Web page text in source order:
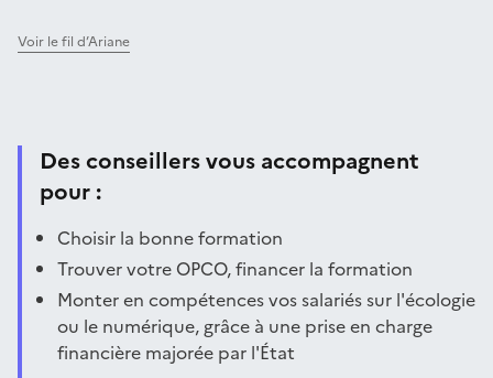
Voir le fil d’Ariane
Des conseillers vous accompagnent
pour :
Choisir la bonne formation
Trouver votre OPCO, financer la formation
Monter en compétences vos salariés sur l'écologie
ou le numérique, grâce à une prise en charge
financière majorée par l'État